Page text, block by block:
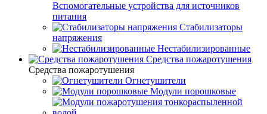
Вспомогательные устройства для источников
питания
Стабилизаторы
напряжения
Нестабилизированные
Средства пожаротушения
Средства пожаротушения
Огнетушители
Модули порошковые